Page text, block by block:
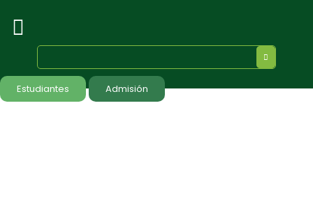
Estudiantes Admisión